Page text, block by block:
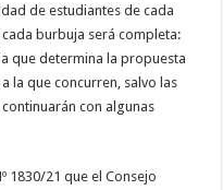
de estudiantes de cada
burbuja será completa:
que determina la propuesta
la que concurren, salvo las
con algunas
1830/21 que el Consejo